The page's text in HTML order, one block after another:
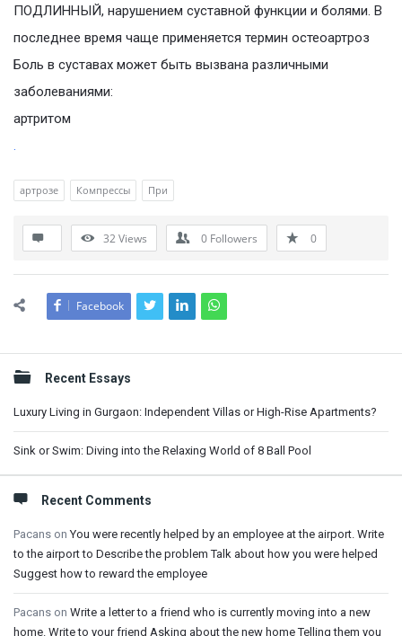
ПОДЛИННЫЙ, нарушением суставной функции и болями. В
последнее время чаще применяется термин остеоартроз
Боль в суставах может быть вызвана различными
заболеваниями:
артритом
.
артрозе Компрессы При
32Views 0 Followers 0
Facebook
Sidebar
Recent Essays
Luxury Living in Gurgaon: Independent Villas or High-Rise Apartments?
Sink or Swim: Diving into the Relaxing World of 8 Ball Pool
Recent Comments
Pacans onYou were recently helped by an employee at the airport. Write
to the airport to Describe the problem Talk about how you were helped
Suggest how to reward the employee
Pacans on Write a letter to a friend who is currently moving into a new
home. Write to your friend Asking about the new home Telling them you